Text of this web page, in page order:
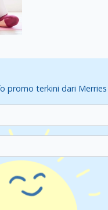
promo terkini dari Merries